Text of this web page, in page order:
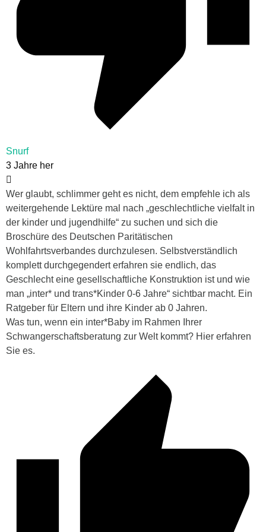
Snurf
3 Jahre her
Wer glaubt, schlimmer geht es nicht, dem empfehle ich als
weitergehende Lektüre mal nach „geschlechtliche vielfalt in
der kinder und jugendhilfe“ zu suchen und sich die
Broschüre des Deutschen Paritätischen
Wohlfahrtsverbandes durchzulesen. Selbstverständlich
komplett durchgegendert erfahren sie endlich, das
Geschlecht eine gesellschaftliche Konstruktion ist und wie
man „inter* und trans*Kinder 0-6 Jahre“ sichtbar macht. Ein
Ratgeber für Eltern und ihre Kinder ab 0 Jahren.
Was tun, wenn ein inter*Baby im Rahmen Ihrer
Schwangerschaftsberatung zur Welt kommt? Hier erfahren
Sie es.